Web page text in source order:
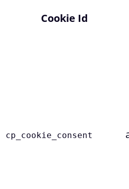
Cookie Id
cp_cookie_consent